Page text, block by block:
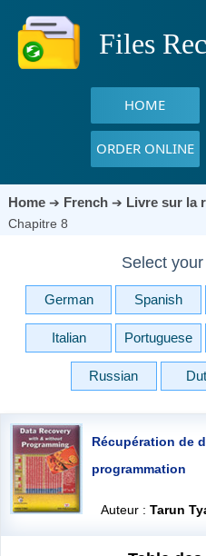
Files
HOME
ORDER ONLINE
Home➔ French ➔ Livre sur la
Chapitre 8
Select
German Spanish
Italian Portuguese
Russian
Récupération de
programmation
Auteur : Tarun